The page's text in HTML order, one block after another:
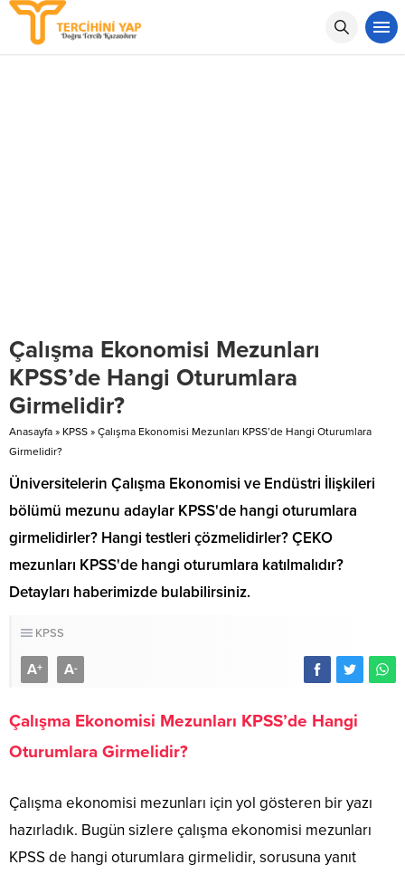
Çalışma Ekonomisi Mezunları
KPSS’de Hangi Oturumlara
Girmelidir?
Anasayfa » KPSS » Çalışma Ekonomisi Mezunları KPSS’de Hangi Oturumlara
Girmelidir?
Üniversitelerin Çalışma Ekonomisi ve Endüstri İlişkileri
bölümü mezunu adaylar KPSS'de hangi oturumlara
girmelidirler? Hangi testleri çözmelidirler? ÇEKO
mezunları KPSS'de hangi oturumlara katılmalıdır?
Detayları haberimizde bulabilirsiniz.
KPSS
A+ A-
Çalışma Ekonomisi Mezunları KPSS’de Hangi
Oturumlara Girmelidir?
Çalışma ekonomisi mezunları için yol gösteren bir yazı
hazırladık. Bugün sizlere çalışma ekonomisi mezunları
KPSS de hangi oturumlara girmelidir, sorusuna yanıt